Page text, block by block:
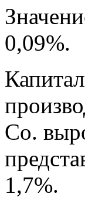
0,09%.
Co.
1,7%.